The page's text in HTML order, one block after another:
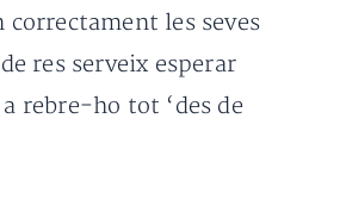
correctament les seves
res serveix esperar
rebre-ho tot ‘des de